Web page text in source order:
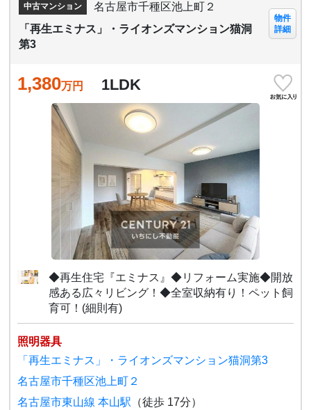
中古マンション
名古屋市千種区池上町２
「再生エミナス」・ライオンズマンション猫洞
第3
物件
詳細
1,380万円 1LDK
◆再生住宅『エミナス』◆リフォーム実施◆開放
感ある広々リビング！◆全室収納有り！ペット飼
育可！(細則有)
照明器具
「再生エミナス」・ライオンズマンション猫洞第3
名古屋市千種区池上町２
名古屋市東山線 本山駅 （徒歩 17分）